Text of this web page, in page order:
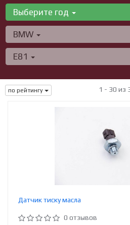
Выберите год
BMW
E81
по рейтингу 1 - 30 из
Датчик тиску масла
0 отзывов